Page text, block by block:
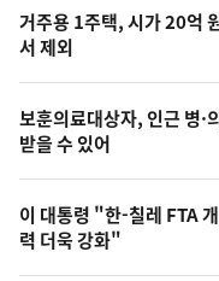
늘
의
영
상
오
늘
거주용 1주택, 시가 20억
서 제외
보훈의료대상자, 인근 병·
받을 수 있어
이 대통령 "한-칠레 FTA
력 더욱 강화"